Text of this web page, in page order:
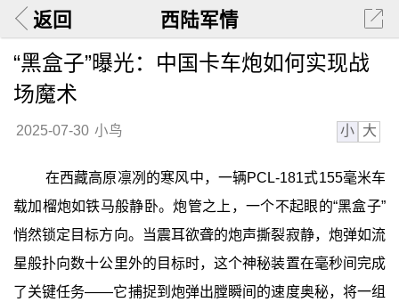
返回 西陆军情
“黑盒子”曝光：中国卡车炮如何实现战
场魔术
2025-07-30 小鸟 小 大
在西藏高原凛冽的寒风中，一辆PCL-181式155毫米车
载加榴炮如铁马般静卧。炮管之上，一个不起眼的“黑盒子”
悄然锁定目标方向。当震耳欲聋的炮声撕裂寂静，炮弹如流
星般扑向数十公里外的目标时，这个神秘装置在毫秒间完成
了关键任务——它捕捉到炮弹出膛瞬间的速度奥秘，将一组